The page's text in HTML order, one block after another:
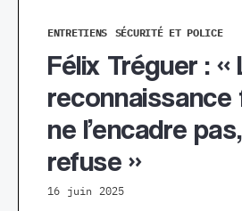
ENTRETIENS SÉCURITÉ ET POLICE
Félix Tréguer : «
reconnaissance
ne l’encadre
refuse »
16 juin 2025